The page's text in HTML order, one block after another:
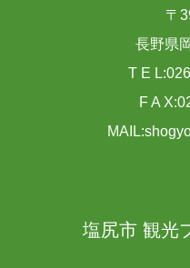
〒
長野県
T E
F A
塩尻市 観光